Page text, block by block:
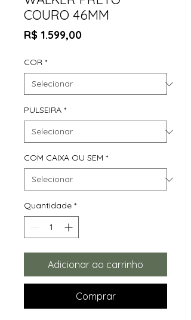
COURO 46MM
R$ 1.599,00Preço
COR *
PULSEIRA *
COM CAIXA OU SEM *
Quantidade *
Adicionar ao carrinho
Comprar